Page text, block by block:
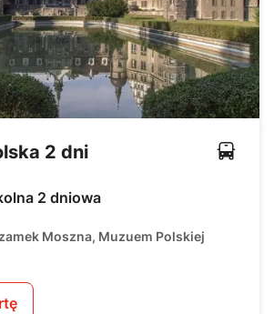
2 dni
2 dniowa
Moszna, Muzuem Polskiej